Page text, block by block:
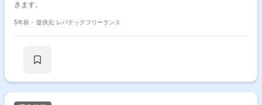
きます。
5年前・ 提供元: レバテックフリーランス